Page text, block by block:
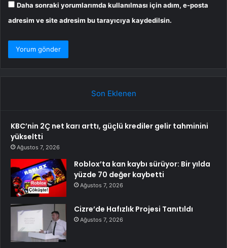
Daha sonraki yorumlarımda kullanılması için adım, e-posta
adresim ve site adresim bu tarayıcıya kaydedilsin.
Son Eklenen
KBC’nin 2Ç net karı arttı, güçlü krediler gelir tahminini
yükseltti
Ağustos 7, 2026
Roblox’ta kan kaybı sürüyor: Bir yılda
yüzde 70 değer kaybetti
Ağustos 7, 2026
Cizre’de Hafızlık Projesi Tanıtıldı
Ağustos 7, 2026